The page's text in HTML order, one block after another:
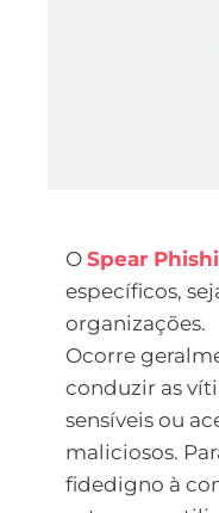
O Spear
específicos,
organizações.
Ocorre
conduzir as
sensíveis ou
maliciosos.
fidedigno à